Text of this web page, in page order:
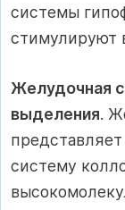
системы
стимулируют
Желудочная
выделения.
систему